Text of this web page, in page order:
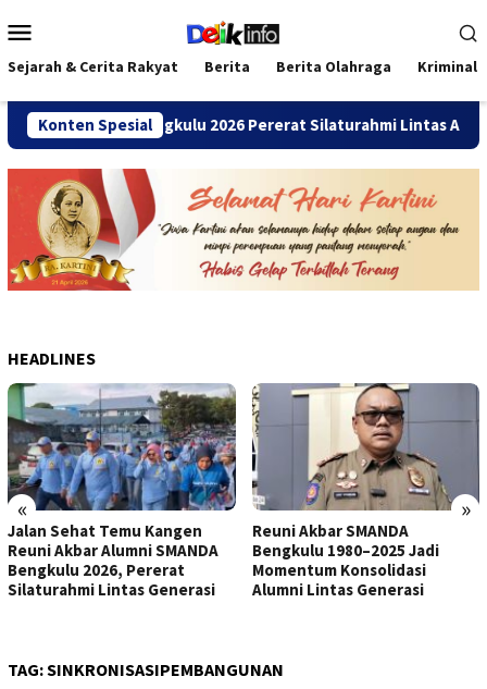
ke
kontenMobile
Sejarah & Cerita Rakyat Berita Berita Olahraga Kriminal
Konten Spesial
SMANDA Bengkulu 2026 Pererat Silaturahmi Lintas Angkatan
HEADLINES
« »
Jalan Sehat Temu Kangen
Reuni Akbar Alumni SMANDA
Bengkulu 2026, Pererat
Silaturahmi Lintas Generasi
Reuni Akbar SMANDA
Bengkulu 1980–2025 Jadi
Momentum Konsolidasi
Alumni Lintas Generasi
TAG:SINKRONISASIPEMBANGUNAN